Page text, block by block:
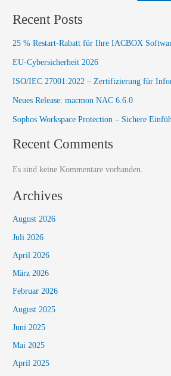
Recent Posts
25 % Restart-Rabatt für Ihre IACBOX
EU-Cybersicherheit 2026
ISO/IEC 27001:2022 – Zertifizierung für
Neues Release: macmon NAC 6.6.0​
Sophos Workspace Protection – Sichere
Recent Comments
Es sind keine Kommentare vorhanden.
Archives
August 2026
Juli 2026
April 2026
März 2026
Februar 2026
August 2025
Juni 2025
Mai 2025
April 2025